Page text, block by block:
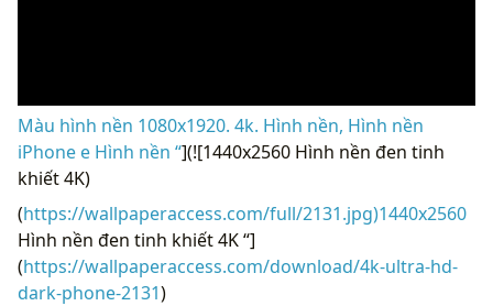
Màu hình nền 1080x1920. 4k. Hình nền, Hình nền
iPhone e Hình nền “](![1440x2560 Hình nền đen tinh
khiết 4K)
(https://wallpaperaccess.com/full/2131.jpg)1440x2560
Hình nền đen tinh khiết 4K “]
(https://wallpaperaccess.com/download/4k-ultra-hd-
dark-phone-2131)